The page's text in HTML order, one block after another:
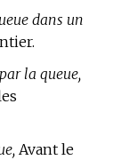
dans un
la queue,
Avant le